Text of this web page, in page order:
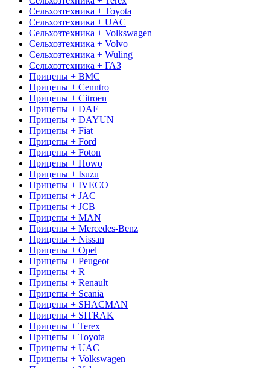
Сельхозтехника + Toyota
Сельхозтехника + UAC
Сельхозтехника + Volkswagen
Сельхозтехника + Volvo
Сельхозтехника + Wuling
Сельхозтехника + ГАЗ
Прицепы + BMC
Прицепы + Cenntro
Прицепы + Citroen
Прицепы + DAF
Прицепы + DAYUN
Прицепы + Fiat
Прицепы + Ford
Прицепы + Foton
Прицепы + Howo
Прицепы + Isuzu
Прицепы + IVECO
Прицепы + JAC
Прицепы + JCB
Прицепы + MAN
Прицепы + Mercedes-Benz
Прицепы + Nissan
Прицепы + Opel
Прицепы + Peugeot
Прицепы + R
Прицепы + Renault
Прицепы + Scania
Прицепы + SHACMAN
Прицепы + SITRAK
Прицепы + Terex
Прицепы + Toyota
Прицепы + UAC
Прицепы + Volkswagen